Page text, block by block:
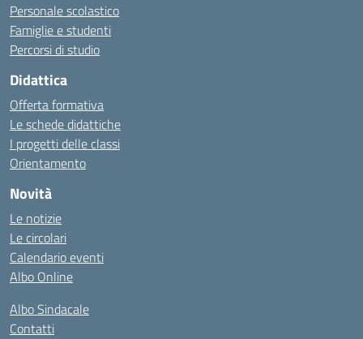
Personale scolastico
Famiglie e studenti
Percorsi di studio
Didattica
Offerta formativa
Le schede didattiche
I progetti delle classi
Orientamento
Novità
Le notizie
Le circolari
Calendario eventi
Albo Online
Albo Sindacale
Contatti